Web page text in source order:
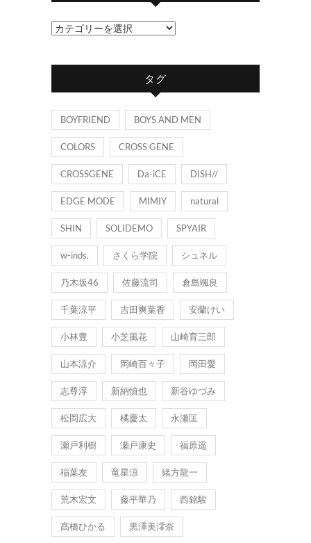
カ
ゴ
タグ
BOYFRIEND BOYS AND MEN
COLORS CROSS GENE
CROSSGENE Da-iCE DISH//
EDGE MODE MIMIY natural
SHIN SOLIDEMO SPYAIR
w-inds. さくら学院 シュネル
乃木坂46 佐藤流司 倉島颯良
千葉涼平 吉田爽葉香 安蘭けい
小林豊 小芝風花 山崎育三郎
山本涼介 岡崎百々子 岡田愛
志尊淳 新納慎也 新谷ゆづみ
松岡広大 橘慶太 永瀬匡
瀬戸利樹 瀬戸康史 福原遥
稲葉友 竜星涼 緒方龍一
荒木宏文 藤平華乃 西銘駿
髙橋ひかる 黒澤美澪奈